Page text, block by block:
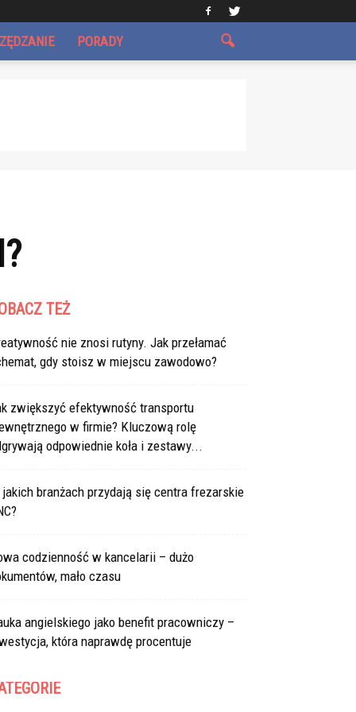
PORADY
TEŻ
nie znosi rutyny. Jak przełamać
gdy stoisz w miejscu zawodowo?
zwiększyć efektywność transportu
w firmie? Kluczową rolę
odpowiednie koła i zestawy...
jakich branżach przydają się centra frezarskie
codzienność w kancelarii – dużo
mało czasu
angielskiego jako benefit pracowniczy –
która naprawdę procentuje